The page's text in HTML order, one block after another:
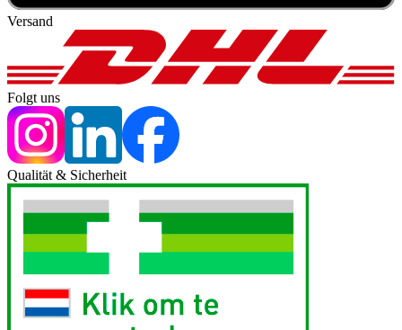
Versand
Folgt uns
Qualität & Sicherheit